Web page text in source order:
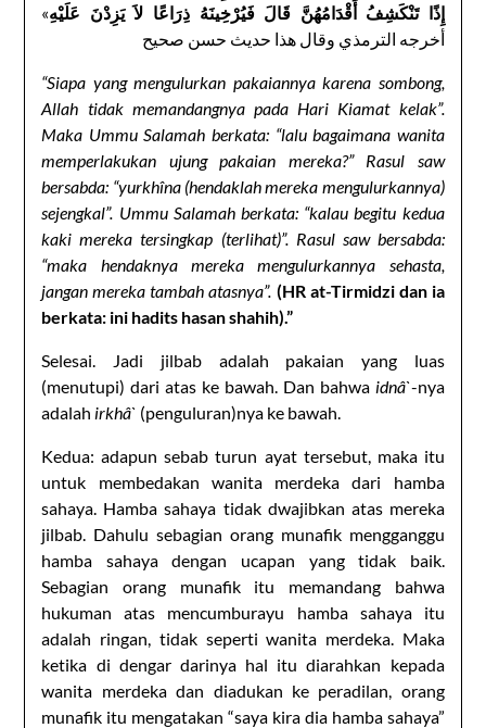
إِذًا تَنْكَشِفُ أَقْدَامُهُنَّ قَالَ فَيُرْخِينَهُ ذِرَاعًا لاَ يَزِدْنَ عَلَيْهِ»
أخرجه الترمذي وقال هذا حديث حسن صحيح
“Siapa yang mengulurkan pakaiannya karena sombong,
Allah tidak memandangnya pada Hari Kiamat kelak”.
Maka Ummu Salamah berkata: “lalu bagaimana wanita
memperlakukan ujung pakaian mereka?” Rasul saw
bersabda: “yurkhîna (hendaklah mereka mengulurkannya)
sejengkal”. Ummu Salamah berkata: “kalau begitu kedua
kaki mereka tersingkap (terlihat)”. Rasul saw bersabda:
“maka hendaknya mereka mengulurkannya sehasta,
jangan mereka tambah atasnya”. (HR at-Tirmidzi dan ia
berkata: ini hadits hasan shahih).”
Selesai. Jadi jilbab adalah pakaian yang luas
(menutupi) dari atas ke bawah. Dan bahwa idnâ`-nya
adalah irkhâ` (penguluran)nya ke bawah.
Kedua: adapun sebab turun ayat tersebut, maka itu
untuk membedakan wanita merdeka dari hamba
sahaya. Hamba sahaya tidak dwajibkan atas mereka
jilbab. Dahulu sebagian orang munafik mengganggu
hamba sahaya dengan ucapan yang tidak baik.
Sebagian orang munafik itu memandang bahwa
hukuman atas mencumburayu hamba sahaya itu
adalah ringan, tidak seperti wanita merdeka. Maka
ketika di dengar darinya hal itu diarahkan kepada
wanita merdeka dan diadukan ke peradilan, orang
munafik itu mengatakan “saya kira dia hamba sahaya”